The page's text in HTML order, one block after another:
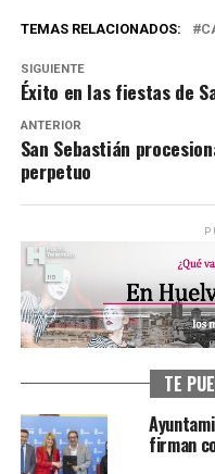
TEMAS RELACIONADOS:
SIGUIENTE
Éxito en las fiestas de
ANTERIOR
San Sebastián
perpetuo
TE
firman